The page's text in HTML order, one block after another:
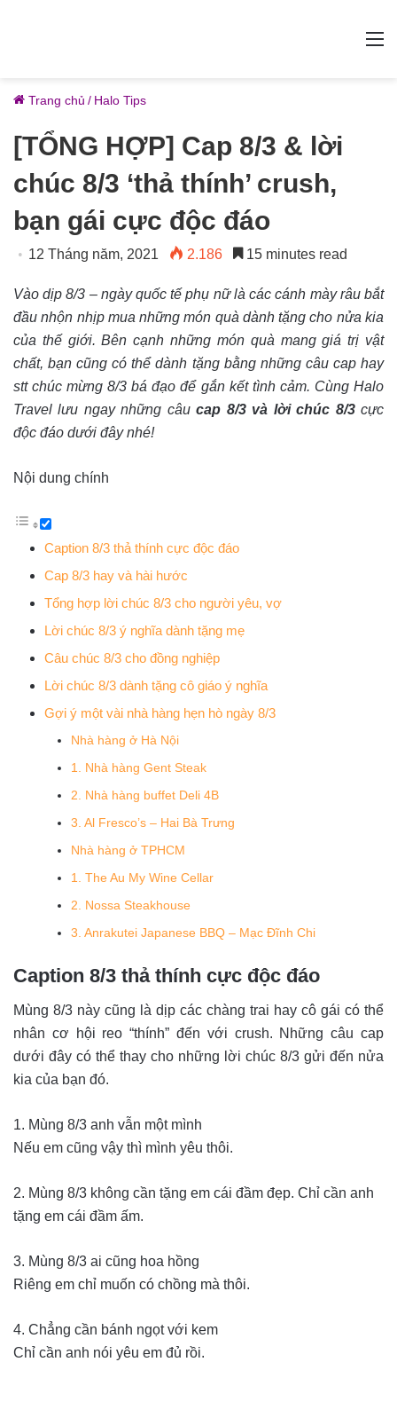
Trang chủ / Halo Tips
[TỔNG HỢP] Cap 8/3 & lời
chúc 8/3 ‘thả thính’ crush,
bạn gái cực độc đáo
12 Tháng năm, 2021 2.186 15 minutes read
Vào dịp 8/3 – ngày quốc tế phụ nữ là các cánh mày râu bắt
đầu nhộn nhịp mua những món quà dành tặng cho nửa kia
của thế giới. Bên cạnh những món quà mang giá trị vật
chất, bạn cũng có thể dành tặng bằng những câu cap hay
stt chúc mừng 8/3 bá đạo để gắn kết tình cảm. Cùng Halo
Travel lưu ngay những câucap 8/3 và lời chúc 8/3cực
độc đáo dưới đây nhé!
Nội dung chính
Caption 8/3 thả thính cực độc đáo
Cap 8/3 hay và hài hước
Tổng hợp lời chúc 8/3 cho người yêu, vợ
Lời chúc 8/3 ý nghĩa dành tặng mẹ
Câu chúc 8/3 cho đồng nghiệp
Lời chúc 8/3 dành tặng cô giáo ý nghĩa
Gợi ý một vài nhà hàng hẹn hò ngày 8/3
Nhà hàng ở Hà Nội
1. Nhà hàng Gent Steak
2. Nhà hàng buffet Deli 4B
3. Al Fresco’s – Hai Bà Trưng
Nhà hàng ở TPHCM
1. The Au My Wine Cellar
2. Nossa Steakhouse
3. Anrakutei Japanese BBQ – Mạc Đĩnh Chi
Caption 8/3 thả thính cực độc đáo
Mùng 8/3 này cũng là dịp các chàng trai hay cô gái có thể
nhân cơ hội reo “thính” đến với crush. Những câu cap
dưới đây có thể thay cho những lời chúc 8/3 gửi đến nửa
kia của bạn đó.
1. Mùng 8/3 anh vẫn một mình
Nếu em cũng vậy thì mình yêu thôi.
2. Mùng 8/3 không cần tặng em cái đầm đẹp. Chỉ cần anh
tặng em cái đầm ấm.
3. Mùng 8/3 ai cũng hoa hồng
Riêng em chỉ muốn có chồng mà thôi.
4. Chẳng cần bánh ngọt với kem
Chỉ cần anh nói yêu em đủ rồi.